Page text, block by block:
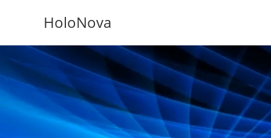
HoloNova